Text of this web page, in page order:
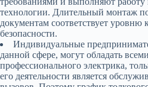
технологии. Длительный монтаж
документам соответствует уровню
безопасности.
Индивидуальные
данной сфере, могут обладать
профессионального электрика,
его деятельности является